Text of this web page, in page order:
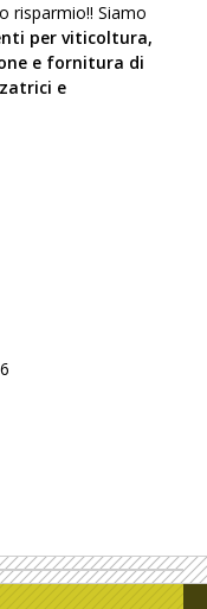
risparmio!! Siamo
per viticoltura,
e fornitura di
e